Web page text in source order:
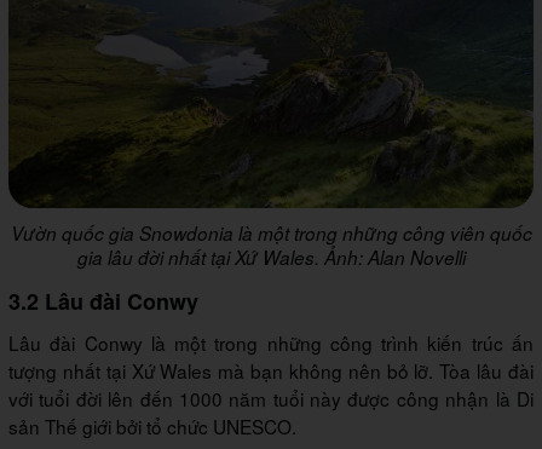
Vườn quốc gia Snowdonia là một trong những công viên quốc
gia lâu đời nhất tại Xứ Wales. Ảnh: Alan Novelli
3.2 Lâu đài Conwy
Lâu đài Conwy là một trong những công trình kiến trúc ấn
tượng nhất tại Xứ Wales mà bạn không nên bỏ lỡ. Tòa lâu đài
với tuổi đời lên đến 1000 năm tuổi này được công nhận là Di
sản Thế giới bởi tổ chức UNESCO.